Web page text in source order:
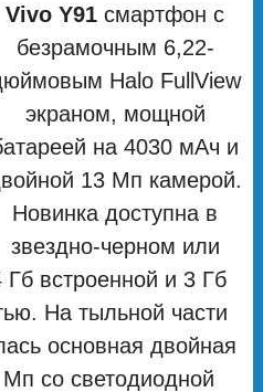
Vivo Y91 смартфон с
безрамочным 6,22-
Halo FullView
экраном, мощной
на 4030 мАч и
13 Мп камерой.
Новинка доступна в
звездно-черном или
Гб встроенной и 3 Гб
На тыльной части
основная двойная
со светодиодной